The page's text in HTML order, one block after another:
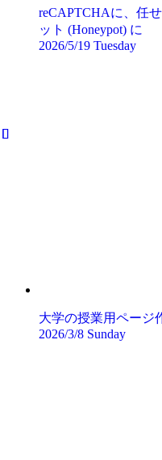
reCAPTCHAに、任
ット (Honeypot) に
2026/5/19 Tuesday
大学の授業用ページ
2026/3/8 Sunday